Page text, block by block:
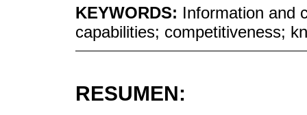
KEYWORDS: Information and
capabilities; competitiveness;
RESUMEN: